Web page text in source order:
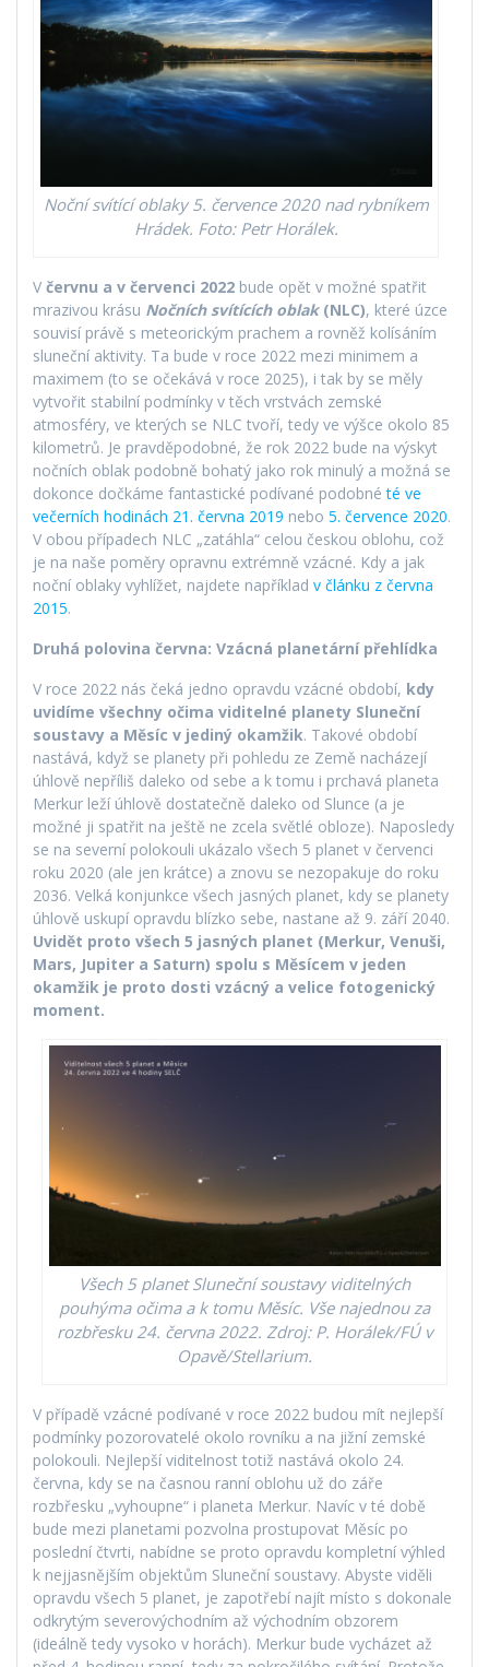
Noční svítící oblaky 5. července 2020 nad rybníkem
Hrádek. Foto: Petr Horálek.
V červnu a v červenci 2022 bude opět v možné spatřit
mrazivou krásu Nočních svítících oblak(NLC), které úzce
souvisí právě s meteorickým prachem a rovněž kolísáním
sluneční aktivity. Ta bude v roce 2022 mezi minimem a
maximem (to se očekává v roce 2025), i tak by se měly
vytvořit stabilní podmínky v těch vrstvách zemské
atmosféry, ve kterých se NLC tvoří, tedy ve výšce okolo 85
kilometrů. Je pravděpodobné, že rok 2022 bude na výskyt
nočních oblak podobně bohatý jako rok minulý a možná se
dokonce dočkáme fantastické podívané podobnété ve
večerních hodinách 21. června 2019 nebo 5. července 2020.
V obou případech NLC „zatáhla“ celou českou oblohu, což
je na naše poměry opravnu extrémně vzácné. Kdy a jak
noční oblaky vyhlížet, najdete například v článku z června
2015.
Druhá polovina června: Vzácná planetární přehlídka
V roce 2022 nás čeká jedno opravdu vzácné období, kdy
uvidíme všechny očima viditelné planety Sluneční
soustavy a Měsíc v jediný okamžik. Takové období
nastává, když se planety při pohledu ze Země nacházejí
úhlově nepříliš daleko od sebe a k tomu i prchavá planeta
Merkur leží úhlově dostatečně daleko od Slunce (a je
možné ji spatřit na ještě ne zcela světlé obloze). Naposledy
se na severní polokouli ukázalo všech 5 planet v červenci
roku 2020 (ale jen krátce) a znovu se nezopakuje do roku
2036. Velká konjunkce všech jasných planet, kdy se planety
úhlově uskupí opravdu blízko sebe, nastane až 9. září 2040.
Uvidět proto všech 5 jasných planet (Merkur, Venuši,
Mars, Jupiter a Saturn) spolu s Měsícem v jeden
okamžik je proto dosti vzácný a velice fotogenický
moment.
Všech 5 planet Sluneční soustavy viditelných
pouhýma očima a k tomu Měsíc. Vše najednou za
rozbřesku 24. června 2022. Zdroj: P. Horálek/FÚ v
Opavě/Stellarium.
V případě vzácné podívané v roce 2022 budou mít nejlepší
podmínky pozorovatelé okolo rovníku a na jižní zemské
polokouli. Nejlepší viditelnost totiž nastává okolo 24.
června, kdy se na časnou ranní oblohu už do záře
rozbřesku „vyhoupne“ i planeta Merkur. Navíc v té době
bude mezi planetami pozvolna prostupovat Měsíc po
poslední čtvrti, nabídne se proto opravdu kompletní výhled
k nejjasnějším objektům Sluneční soustavy. Abyste viděli
opravdu všech 5 planet, je zapotřebí najít místo s dokonale
odkrytým severovýchodním až východním obzorem
(ideálně tedy vysoko v horách). Merkur bude vycházet až